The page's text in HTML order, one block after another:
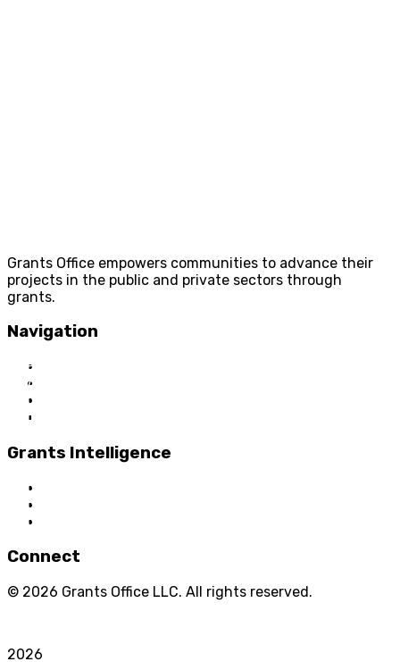
Grants Office empowers communities to advance their
projects in the public and private sectors through
grants.
Navigation
Home
About Us
Grant Services
Industry Services
Grants Intelligence
Grant News
Guidance for Grantseekers
Grantscasts
Connect
© 2026 Grants Office LLC. All rights reserved.
2026